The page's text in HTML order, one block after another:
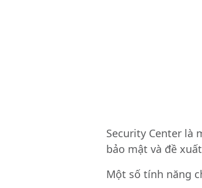
Security Center là
bảo mật và đề
Một số tính năng